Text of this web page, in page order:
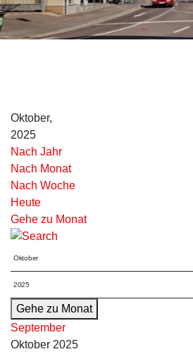
Oktober,
2025
Nach Jahr
Nach Monat
Nach Woche
Heute
Gehe zu Monat
Gehe zu Monat
September
Oktober 2025